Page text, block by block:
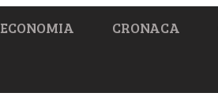
ECONOMIA CRONACA